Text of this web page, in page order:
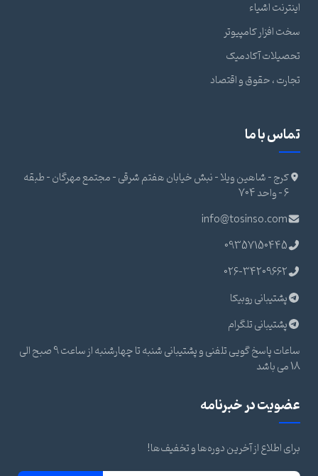
اینترنت اشیاء
سخت افزار کامپیوتر
تحصیلات آکادمیک
تجارت ، حقوق و اقتصاد
تماس با ما
کرج - شاهین ویلا - نبش خیابان هفتم شرقی - مجتمع مهرگان - طبقه
6 - واحد 704
info@tosinso.com
09357150445
026-34209662
پشتیبانی روبیکا
پشتیبانی تلگرام
ساعات پاسخ گویی تلفنی و پشتیبانی شنبه تا چهارشنبه از ساعت 9 صبح الی
18 می باشد
عضویت در خبرنامه
برای اطلاع از آخرین دوره‌ها و تخفیف‌ها!